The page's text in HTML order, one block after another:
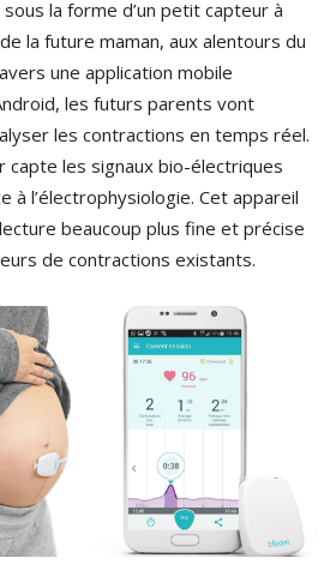
la forme d’un petit capteur à
la future maman, aux alentours du
une application mobile
les futurs parents vont
les contractions en temps réel.
capte les signaux bio-électriques
à l’électrophysiologie. Cet appareil
beaucoup plus fine et précise
de contractions existants.